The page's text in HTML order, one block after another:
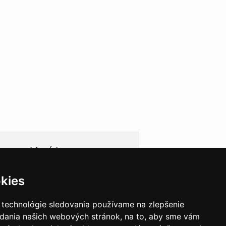
sledovania používame na zlepšenie
našich webových stránok, na to, aby sme vám
Informácie
Garancie a záruky
VEGAS Group